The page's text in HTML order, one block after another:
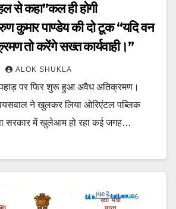
से कहा”कल ही होगी
कुमार पाण्डेय की दो टूक “यदि वन
तो करेंगे सख्त कार्यवाही।”
ALOK SHUKLA
पहाड़ पर फिर शुरू हुआ अवैध अतिक्रमण।
ने खुलकर लिया ओरिएंटल पब्लिक
सरकार में खुलेआम हो रहा कई जगह…